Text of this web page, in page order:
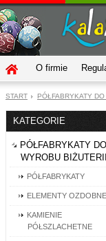
O firmie
START PÓŁFABRYKATY
KATEGORIE
PÓŁFABRYKATY DO
WYROBU BIŻUTERII
PÓŁFABRYKATY
ELEMENTY OZDOBNE
KAMIENIE
PÓŁSZLACHETNE